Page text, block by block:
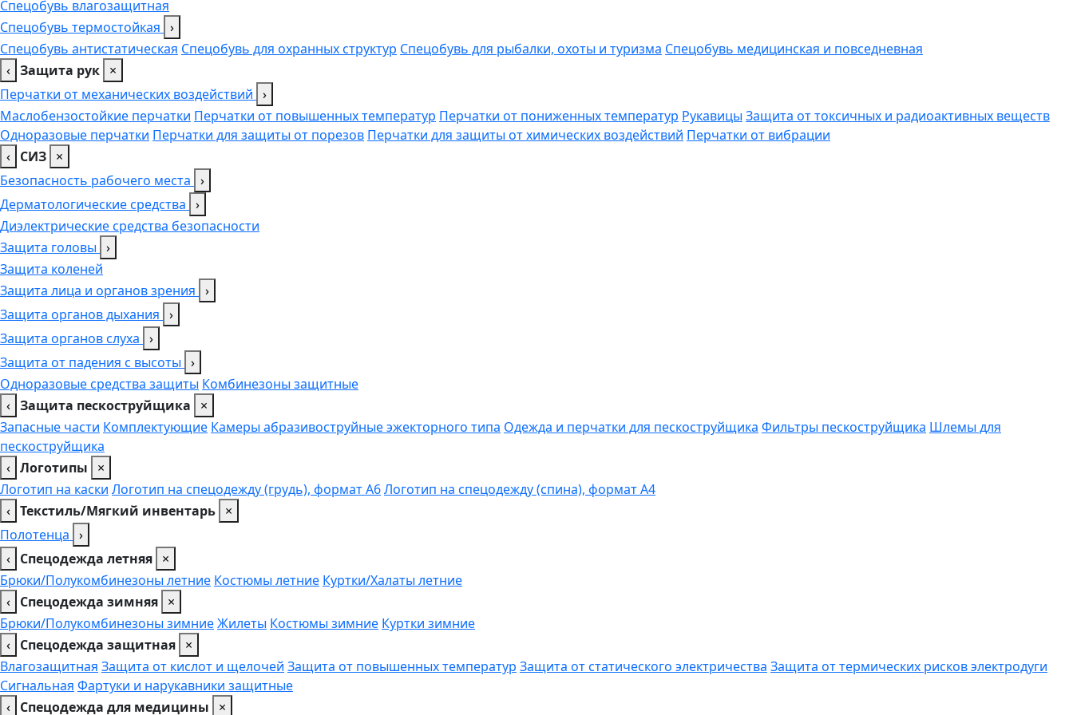
Спецобувь влагозащитная
Спецобувь термостойкая ›
Спецобувь антистатическая Спецобувь для охранных структур Спецобувь для рыбалки, охоты и туризма Спецобувь медицинская и повседневная
‹ Защита рук ×
Перчатки от механических воздействий ›
Маслобензостойкие перчатки Перчатки от повышенных температур Перчатки от пониженных температур Рукавицы Защита от токсичных и радиоактивных веществ
Одноразовые перчатки Перчатки для защиты от порезов Перчатки для защиты от химических воздействий Перчатки от вибрации
‹ СИЗ ×
Безопасность рабочего места ›
Дерматологические средства ›
Диэлектрические средства безопасности
Защита головы ›
Защита коленей
Защита лица и органов зрения ›
Защита органов дыхания ›
Защита органов слуха ›
Защита от падения с высоты ›
Одноразовые средства защиты Комбинезоны защитные
‹ Защита пескоструйщика
×
Запасные части Комплектующие Камеры абразивоструйные эжекторного типа Одежда и перчатки для пескоструйщика Фильтры пескоструйщика Шлемы для
пескоструйщика
‹ Логотипы
×
Логотип на каски Логотип на спецодежду (грудь), формат А6Логотип на спецодежду (спина), формат А4
‹ Текстиль/Мягкий инвентарь ×
Полотенца ›
‹ Спецодежда летняя ×
Брюки/Полукомбинезоны летние Костюмы летние Куртки/Халаты летние
‹ Спецодежда зимняя ×
Брюки/Полукомбинезоны зимниеЖилеты Костюмы зимние Куртки зимние
‹ Спецодежда защитная ×
Влагозащитная Защита от кислот и щелочей Защита от повышенных температур Защита от статического электричества Защита от термических рисков электродуги
Сигнальная Фартуки и нарукавники защитные
‹ Спецодежда для медицины ×